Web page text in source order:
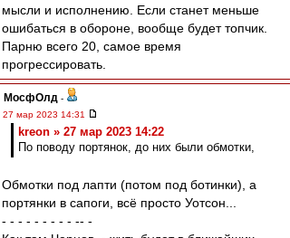
мысли и исполнению. Если станет меньше
ошибаться в обороне, вообще будет топчик.
Парню всего 20, самое время
прогрессировать.
МосфОлд -
27 мар 2023 14:31
kreon » 27 мар 2023 14:22
По поводу портянок, до них были обмотки,
Обмотки под лапти (потом под ботинки), а
портянки в сапоги, всё просто Уотсон...
- - - - - - - - - -- -